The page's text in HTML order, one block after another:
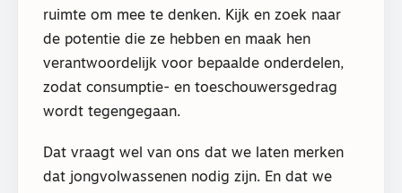
ruimte om mee te denken. Kijk en zoek naar
de potentie die ze hebben en maak hen
verantwoordelijk voor bepaalde onderdelen,
zodat consumptie- en toeschouwersgedrag
wordt tegengegaan.
Dat vraagt wel van ons dat we laten merken
dat jongvolwassenen nodig zijn. En dat we